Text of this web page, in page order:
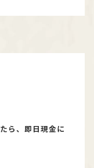
ら、即日現金に